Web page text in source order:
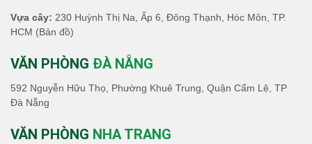
Vựa cây: 230 Huỳnh Thị Na, Ấp 6, Đông Thạnh, Hóc Môn, TP.
HCM (Bản đồ)
VĂN PHÒNG ĐÀ NẴNG
592 Nguyễn Hữu Thọ, Phường Khuê Trung, Quận Cẩm Lệ, TP
Đà Nẵng
VĂN PHÒNG NHA TRANG